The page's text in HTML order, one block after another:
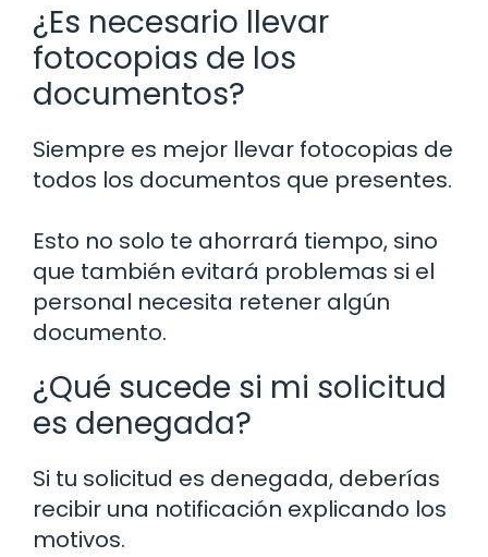
¿Es necesario llevar
fotocopias de los
documentos?
Siempre es mejor llevar fotocopias de
todos los documentos que presentes.
Esto no solo te ahorrará tiempo, sino
que también evitará problemas si el
personal necesita retener algún
documento.
¿Qué sucede si mi solicitud
es denegada?
Si tu solicitud es denegada, deberías
recibir una notificación explicando los
motivos.